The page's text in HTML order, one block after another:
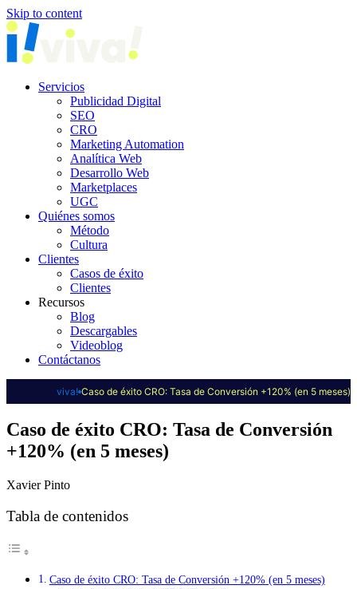
Skip to content
Servicios
Publicidad Digital
SEO
CRO
Marketing Automation
Analítica Web
Desarrollo Web
Marketplaces
UGC
Quiénes somos
Método
Cultura
Clientes
Casos de éxito
Clientes
Recursos
Blog
Descargables
Videoblog
Contáctanos
viva! Caso de éxito CRO: Tasa de Conversión +120% (en 5 meses)
Caso de éxito CRO: Tasa de Conversión
+120% (en 5 meses)
Xavier Pinto
Tabla de contenidos
Caso de éxito CRO: Tasa de Conversión +120% (en 5 meses)